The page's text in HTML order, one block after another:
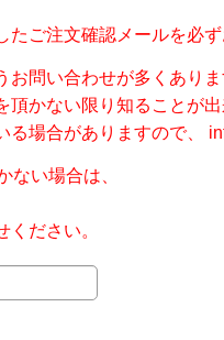
ご注文確認メールを必ず
問い合わせが多くありま
かない限り知ることが出
場合がありますので、
ない場合は、
ださい。